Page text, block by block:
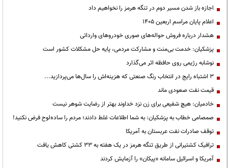
اجازه باز شدن مسیر دوم در تنگه هرمز را نخواهیم داد
اعلام پایان مراسم اربعین ۱۴۰۵
هشدار درباره فروش حواله‌های صوری خودروهای وارداتی
پزشکیان: خدمت بی‌منت و مشارکت مردمی، پایه حل مشکلات کشور است
نوشابه رژیمی روی حافظه اثر می‌گذارد
3 اشتباه رایج در انتخاب رنگ صنعتی که هزینه‌اش را سال‌ها می‌پردازید...
قیمت نفت صعودی ماند
خادمیان: هیچ شفیعی برای زن نزد خداوند بهتر از رضایت شوهر نیست
صمصامی خطاب به پزشکیان: به شما اطلاعات غلط دادند؛ مردم را ساده‌لوح فرض نکنید!
توقف صادرات نفت عربستان به آمریکا
ترافیک کشتیرانی از طریق تنگه هرمز در یک هفته به ۳۳ کشتی کاهش یافت
آمریکا و اسرائیل سامانه «پیکان» را آزمایش کردند